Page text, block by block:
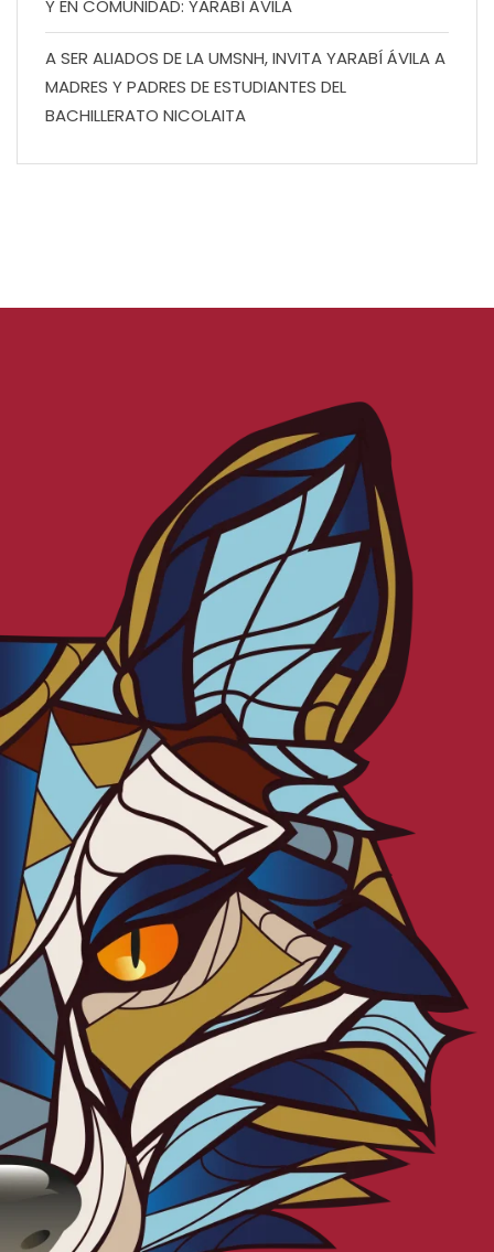
Y EN COMUNIDAD: YARABÍ ÁVILA
A SER ALIADOS DE LA UMSNH, INVITA YARABÍ ÁVILA A
MADRES Y PADRES DE ESTUDIANTES DEL
BACHILLERATO NICOLAITA